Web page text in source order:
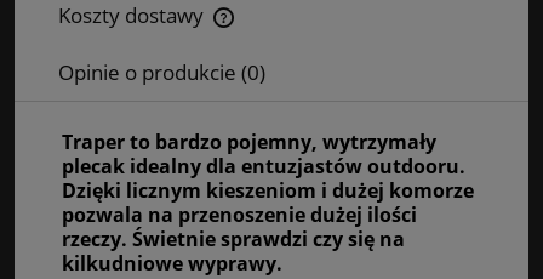
Koszty dostawy
Cena nie zawiera ewentualnych kosztów płatności
Opinie o produkcie (0)
Traper to bardzo pojemny, wytrzymały
plecak idealny dla entuzjastów outdooru.
Dzięki licznym kieszeniom i dużej komorze
pozwala na przenoszenie dużej ilości
rzeczy. Świetnie sprawdzi czy się na
kilkudniowe wyprawy.